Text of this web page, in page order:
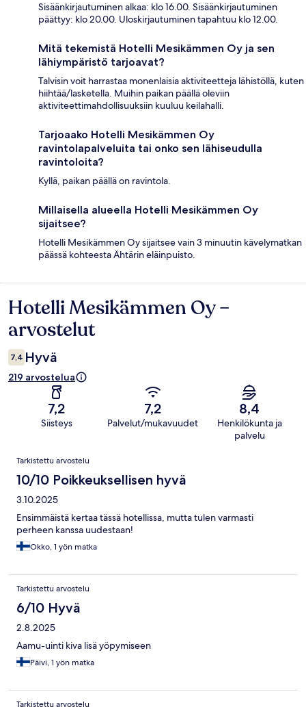
Sisäänkirjautuminen alkaa: klo 16.00. Sisäänkirjautuminen
päättyy: klo 20.00. Uloskirjautuminen tapahtuu klo 12.00.
Mitä tekemistä Hotelli Mesikämmen Oy ja sen
lähiympäristö tarjoavat?
Talvisin voit harrastaa monenlaisia aktiviteetteja lähistöllä, kuten
hiihtää/lasketella. Muihin paikan päällä oleviin
aktiviteettimahdollisuuksiin kuuluu keilahalli.
Tarjoaako Hotelli Mesikämmen Oy
ravintolapalveluita tai onko sen lähiseudulla
ravintoloita?
Kyllä, paikan päällä on ravintola.
Millaisella alueella Hotelli Mesikämmen Oy
sijaitsee?
Hotelli Mesikämmen Oy sijaitsee vain 3 minuutin kävelymatkan
päässä kohteesta Ähtärin eläinpuisto.
Arvostelut
Hotelli Mesikämmen Oy –
arvostelut
7,4 Hyvä
219 arvostelua
7,2
Siisteys
7,2
Palvelut/mukavuudet
8,4
Henkilökunta ja
palvelu
Arvostelut
Tarkistettu arvostelu
10/10 Poikkeuksellisen hyvä
3.10.2025
Ensimmäistä kertaa tässä hotellissa, mutta tulen varmasti
perheen kanssa uudestaan!
Okko, 1 yön matka
Tarkistettu arvostelu
6/10 Hyvä
2.8.2025
Aamu-uinti kiva lisä yöpymiseen
Päivi, 1 yön matka
Tarkistettu arvostelu